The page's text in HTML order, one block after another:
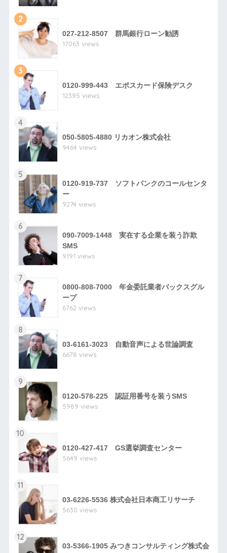
2
027-212-8507 群馬銀行ローン勧誘
17063 views
3
0120-999-443 エポスカード保険デスク
12395 views
4
050-5805-4880 リカオン株式会社
9464 views
5
0120-919-737 ソフトバンクのコールセンタ
ー
9274 views
6
090-7009-1448 実在する企業を装う詐欺
SMS
9191 views
7
0800-808-7000 年金委託業者バックスグル
ープ
6762 views
8
03-6161-3023 自動音声による世論調査
6678 views
9
0120-578-225 認証用番号を装うSMS
5989 views
10
0120-427-417 GS選挙調査センター
5649 views
11
03-6226-5536 株式会社日本商工リサーチ
5630 views
12
03-5366-1905 みつきコンサルティング株式会